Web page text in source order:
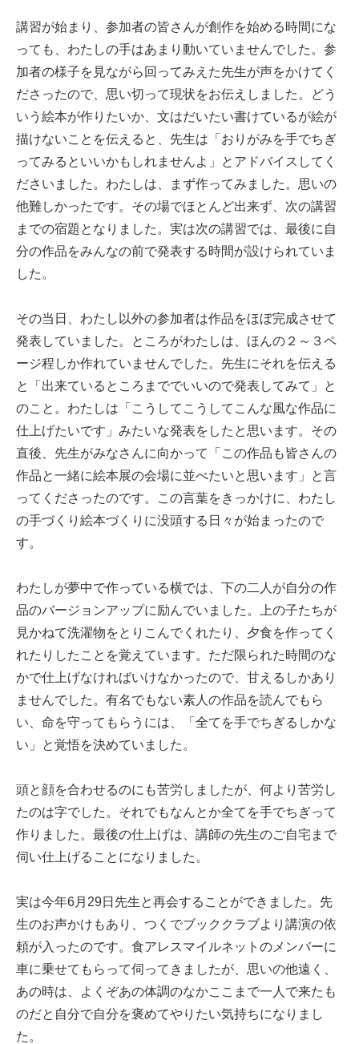
講習が始まり、参加者の皆さんが創作を始める時間にな
っても、わたしの手はあまり動いていませんでした。参
加者の様子を見ながら回ってみえた先生が声をかけてく
ださったので、思い切って現状をお伝えしました。どう
いう絵本が作りたいか、文はだいたい書けているが絵が
描けないことを伝えると、先生は「おりがみを手でちぎ
ってみるといいかもしれませんよ」とアドバイスしてく
ださいました。わたしは、まず作ってみました。思いの
他難しかったです。その場でほとんど出来ず、次の講習
までの宿題となりました。実は次の講習では、最後に自
分の作品をみんなの前で発表する時間が設けられていま
した。
その当日、わたし以外の参加者は作品をほぼ完成させて
発表していました。ところがわたしは、ほんの２～３ペ
ージ程しか作れていませんでした。先生にそれを伝える
と「出来ているところまででいいので発表してみて」と
のこと。わたしは「こうしてこうしてこんな風な作品に
仕上げたいです」みたいな発表をしたと思います。その
直後、先生がみなさんに向かって「この作品も皆さんの
作品と一緒に絵本展の会場に並べたいと思います」と言
ってくださったのです。この言葉をきっかけに、わたし
の手づくり絵本づくりに没頭する日々が始まったので
す。
わたしが夢中で作っている横では、下の二人が自分の作
品のバージョンアップに励んでいました。上の子たちが
見かねて洗濯物をとりこんでくれたり、夕食を作ってく
れたりしたことを覚えています。ただ限られた時間のな
かで仕上げなければいけなかったので、甘えるしかあり
ませんでした。有名でもない素人の作品を読んでもら
い、命を守ってもらうには、「全てを手でちぎるしかな
い」と覚悟を決めていました。
頭と顔を合わせるのにも苦労しましたが、何より苦労し
たのは字でした。それでもなんとか全てを手でちぎって
作りました。最後の仕上げは、講師の先生のご自宅まで
伺い仕上げることになりました。
実は今年6月29日先生と再会することができました。先
生のお声かけもあり、つくでブッククラブより講演の依
頼が入ったのです。食アレスマイルネットのメンバーに
車に乗せてもらって伺ってきましたが、思いの他遠く、
あの時は、よくぞあの体調のなかここまで一人で来たも
のだと自分で自分を褒めてやりたい気持ちになりまし
た。